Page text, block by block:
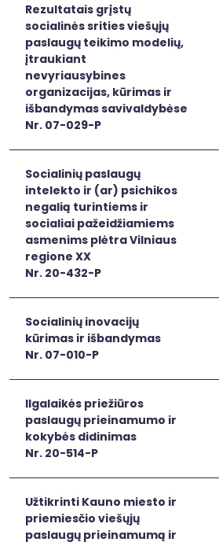
Rezultatais grįstų
socialinės srities viešųjų
paslaugų teikimo modelių,
įtraukiant
nevyriausybines
organizacijas, kūrimas ir
išbandymas savivaldybėse
Nr. 07-029-P
Socialinių paslaugų
intelekto ir (ar) psichikos
negalią turintiems ir
socialiai pažeidžiamiems
asmenims plėtra Vilniaus
regione XX
Nr. 20-432-P
Socialinių inovacijų
kūrimas ir išbandymas
Nr. 07-010-P
Ilgalaikės priežiūros
paslaugų prieinamumo ir
kokybės didinimas
Nr. 20-514-P
Užtikrinti Kauno miesto ir
priemiesčio viešųjų
paslaugų prieinamumą ir